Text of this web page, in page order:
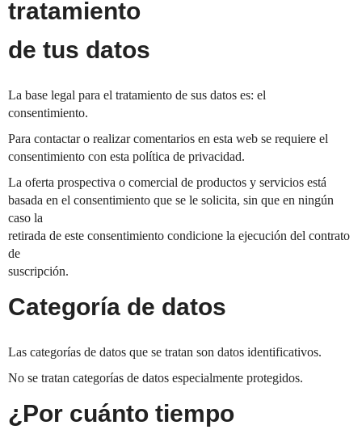
tratamiento
de tus datos
La base legal para el tratamiento de sus datos es: el
consentimiento.
Para contactar o realizar comentarios en esta web se requiere el
consentimiento con esta política de privacidad.
La oferta prospectiva o comercial de productos y servicios está
basada en el consentimiento que se le solicita, sin que en ningún
caso la
retirada de este consentimiento condicione la ejecución del contrato
de
suscripción.
Categoría de datos
Las categorías de datos que se tratan son datos identificativos.
No se tratan categorías de datos especialmente protegidos.
¿Por cuánto tiempo